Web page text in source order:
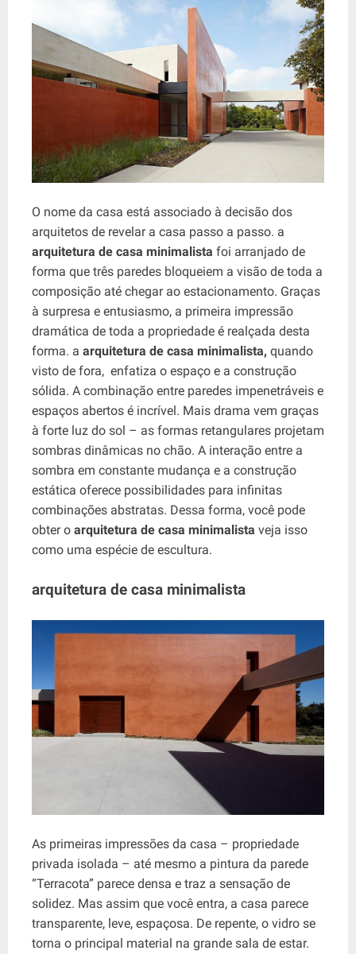
O nome da casa está associado à decisão dos
arquitetos de revelar a casa passo a passo. a
arquitetura de casa minimalista foi arranjado de
forma que três paredes bloqueiem a visão de toda a
composição até chegar ao estacionamento. Graças
à surpresa e entusiasmo, a primeira impressão
dramática de toda a propriedade é realçada desta
forma. a arquitetura de casa minimalista, quando
visto de fora, enfatiza o espaço e a construção
sólida. A combinação entre paredes impenetráveis ​​e
espaços abertos é incrível. Mais drama vem graças
à forte luz do sol – as formas retangulares projetam
sombras dinâmicas no chão. A interação entre a
sombra em constante mudança e a construção
estática oferece possibilidades para infinitas
combinações abstratas. Dessa forma, você pode
obter o arquitetura de casa minimalista veja isso
como uma espécie de escultura.
arquitetura de casa minimalista
As primeiras impressões da casa – propriedade
privada isolada – até mesmo a pintura da parede
“Terracota” parece densa e traz a sensação de
solidez. Mas assim que você entra, a casa parece
transparente, leve, espaçosa. De repente, o vidro se
torna o principal material na grande sala de estar.